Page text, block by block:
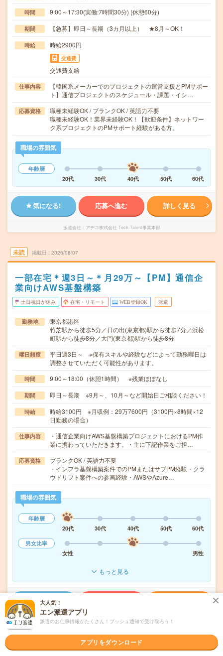
時間 9:00～17:30(実働:7時間30分) (休憩60分)
期間 【急募】即日～長期（3カ月以上） ★8月～OK！
時給 時給2900円
交通費
交通費支給
仕事内容
【韓国系メーカーでのプロジェクトの運営支援とPMサポー
ト】通信プロジェクトのスケジュール・課題・イシ…
応募資格
職種未経験OK / ブランクOK / 英語力不要
職種未経験OK！業界未経験OK！【歓迎条件】ネットワー
ク系プロジェクトのPMサポート経験がある方。
職場の雰囲気
年齢層
20代
30代 40代 50代 60代
気になる! 応募へ進む 詳しく見る
派遣会社 アデコ株式会社 Tech Talent事業本部
未読 掲載日 2026/08/07
一部在宅＊週3日～＊月29万～【PM】通信企
業向けAWS基盤構築
土日祝日が休み 在宅・リモート WEB登録OK 派遣
勤務地
東京都港区
竹芝駅から徒歩5分／日の出(東京都)駅から徒歩7分／浜松
町駅から徒歩8分／大門(東京都)駅から徒歩8分
曜日頻度
平日週3日～ ※保有スキルや経験などによって勤務曜日は
調整させていただく可能性があります。
時間 9:00～18:00（休憩1時間） ※残業ほぼなし
期間 即日～長期 ※9月～、10月～など開始日ご相談ください！
時給
時給3100円 ※月収例：29万7600円（3100円×8時間×12
日勤務の場合）
仕事内容
・通信企業向けAWS基盤構築プロジェクトにおけるPM作
業に携わっていただきます。・主に下記作業をご担…
応募資格
ブランクOK / 英語力不要
・インフラ基盤構築案件でのPMまたはサブPM経験・クラ
ウドリフト案件への参画経験・AWSやAzure…
職場の雰囲気
年齢層
20代
30代 40代 50代
60代
男女比率
女性
男性
もっと見る
気になる!
派遣会社 レバテック株式会社
未読 掲載日 2026/08/07
大人気！
エン派遣アプリ
派遣のお仕事情報がたくさん！プッシュ通知で受け取ろう！
アプリをダウンロード